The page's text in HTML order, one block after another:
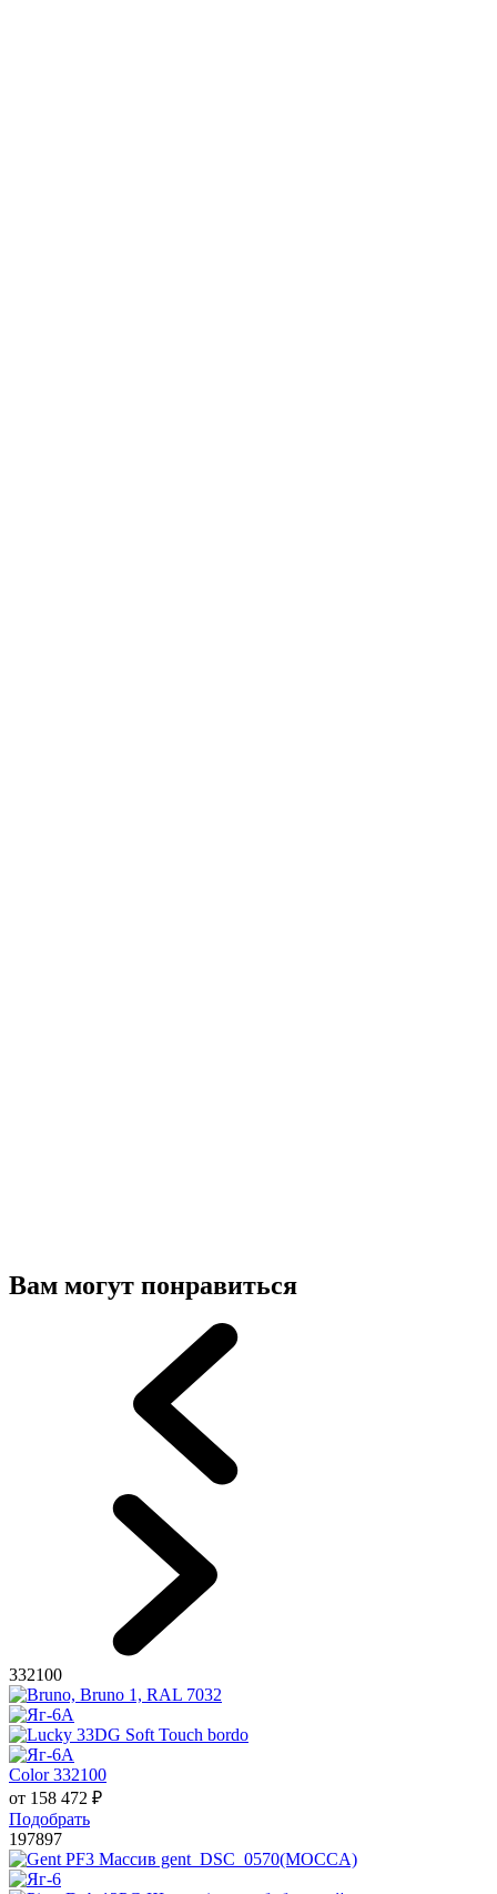
Вам могут понравиться
332100
Color 332100
от 158 472 ₽
Подобрать
197897